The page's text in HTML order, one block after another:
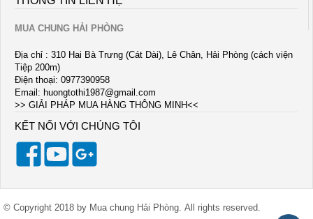
MUA CHUNG HẢI PHÒNG
Địa chỉ : 310 Hai Bà Trưng (Cát Dài), Lê Chân, Hải Phòng (cách viện
Tiệp 200m)
Điện thoại: 0977390958
Email: huongtothi1987@gmail.com
>> GIẢI PHÁP MUA HÀNG THÔNG MINH<<
KẾT NỐI VỚI CHÚNG TÔI
© Copyright 2018 by Mua chung Hải Phòng. All rights reserved.